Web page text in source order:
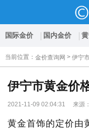
国际金价 国内金价
当前位置 ： 金价查询网 > 伊宁
伊宁市黄金价
2021-11-09 02:04:31 来源
黄金首饰的定价由